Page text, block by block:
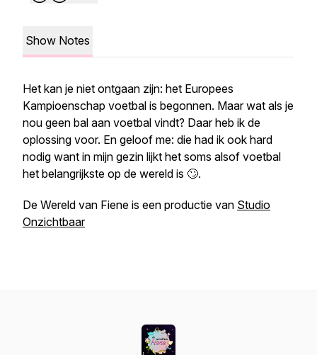
Show Notes
Het kan je niet ontgaan zijn: het Europees
Kampioenschap voetbal is begonnen. Maar wat als je
nou geen bal aan voetbal vindt? Daar heb ik de
oplossing voor. En geloof me: die had ik ook hard
nodig want in mijn gezin lijkt het soms alsof voetbal
het belangrijkste op de wereld is 🙄.
De Wereld van Fiene is een productie van Studio
Onzichtbaar